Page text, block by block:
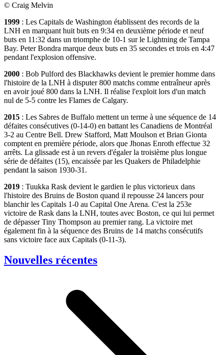
© Craig Melvin
1999 : Les Capitals de Washington établissent des records de la
LNH en marquant huit buts en 9:34 en deuxième période et neuf
buts en 11:32 dans un triomphe de 10-1 sur le Lightning de Tampa
Bay. Peter Bondra marque deux buts en 35 secondes et trois en 4:47
pendant l'explosion offensive.
2000 : Bob Pulford des Blackhawks devient le premier homme dans
l'histoire de la LNH à disputer 800 matchs comme entraîneur après
en avoir joué 800 dans la LNH. Il réalise l'exploit lors d'un match
nul de 5-5 contre les Flames de Calgary.
2015 : Les Sabres de Buffalo mettent un terme à une séquence de 14
défaites consécutives (0-14-0) en battant les Canadiens de Montréal
3-2 au Centre Bell. Drew Stafford, Matt Moulson et Brian Gionta
comptent en première période, alors que Jhonas Enroth effectue 32
arrêts. La glissade est à un revers d'égaler la troisième plus longue
série de défaites (15), encaissée par les Quakers de Philadelphie
pendant la saison 1930-31.
2019 : Tuukka Rask devient le gardien le plus victorieux dans
l'histoire des Bruins de Boston quand il repousse 24 lancers pour
blanchir les Capitals 1-0 au Capital One Arena. C'est la 253e
victoire de Rask dans la LNH, toutes avec Boston, ce qui lui permet
de dépasser Tiny Thompson au premier rang. La victoire met
également fin à la séquence des Bruins de 14 matchs consécutifs
sans victoire face aux Capitals (0-11-3).
Nouvelles récentes